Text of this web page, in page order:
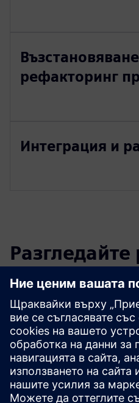
рефакторинг
Интеграция и
Разгледайте
свързани
Допълнителна
ресурси
Whitepaper - Модернизация
миграция с Eviden & Mendix